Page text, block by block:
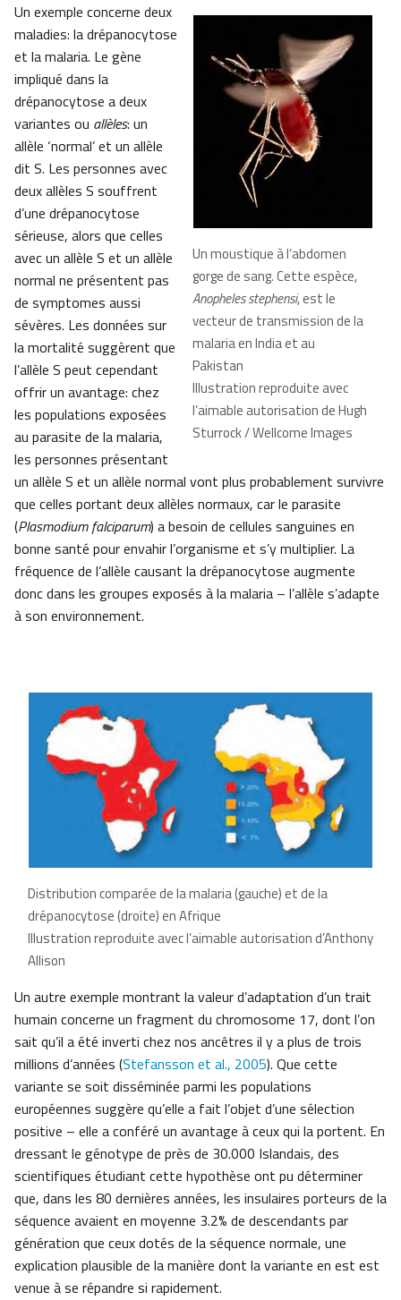
Un moustique à l’abdomen
gorge de sang. Cette espèce,
Anopheles stephensi, est le
vecteur de transmission de la
malaria en India et au
Pakistan
Illustration reproduite avec
l’aimable autorisation de Hugh
Sturrock / Wellcome Images
Un exemple concerne deux
maladies: la drépanocytose
et la malaria. Le gène
impliqué dans la
drépanocytose a deux
variantes ou allèles: un
allèle ‘normal’ et un allèle
dit S. Les personnes avec
deux allèles S souffrent
d’une drépanocytose
sérieuse, alors que celles
avec un allèle S et un allèle
normal ne présentent pas
de symptomes aussi
sévères. Les données sur
la mortalité suggèrent que
l’allèle S peut cependant
offrir un avantage: chez
les populations exposées
au parasite de la malaria,
les personnes présentant
un allèle S et un allèle normal vont plus probablement survivre
que celles portant deux allèles normaux, car le parasite
(Plasmodium falciparum) a besoin de cellules sanguines en
bonne santé pour envahir l’organisme et s’y multiplier. La
fréquence de l’allèle causant la drépanocytose augmente
donc dans les groupes exposés à la malaria – l’allèle s’adapte
à son environnement.
Distribution comparée de la malaria (gauche) et de la
drépanocytose (droite) en Afrique
Illustration reproduite avec l’aimable autorisation d’Anthony
Allison
Un autre exemple montrant la valeur d’adaptation d’un trait
humain concerne un fragment du chromosome 17, dont l’on
sait qu’il a été inverti chez nos ancêtres il y a plus de trois
millions d’années (Stefansson et al., 2005). Que cette
variante se soit disséminée parmi les populations
européennes suggère qu’elle a fait l’objet d’une sélection
positive – elle a conféré un avantage à ceux qui la portent. En
dressant le génotype de près de 30.000 Islandais, des
scientifiques étudiant cette hypothèse ont pu déterminer
que, dans les 80 dernières années, les insulaires porteurs de la
séquence avaient en moyenne 3.2% de descendants par
génération que ceux dotés de la séquence normale, une
explication plausible de la manière dont la variante en est est
venue à se répandre si rapidement.